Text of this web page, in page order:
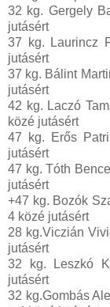
32 kg. Gergely
jutásért
37 kg. Laurincz
jutásért
37 kg. Bálint
jutásért
42 kg. Laczó
közé jutásért
47 kg. Erős
jutásért
47 kg. Tóth
jutásért
+47 kg. Bozók
4 közé jutásért
28 kg.Viczián
jutásért
32 kg. Leszkó
jutásért
32 kg.Gombás